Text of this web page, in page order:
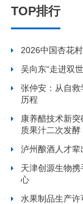
TOP排行
2026中国杏花
吴向东“走进双
张仲安：从自
历程
康养醋技术新
质果汁二次发酵
泸州酿酒人才
天津创源生物
心
水果制品生产